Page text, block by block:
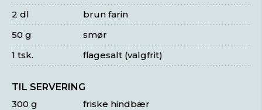
brun farin
2 dl
smør
50 g
flagesalt (valgfrit)
1 tsk.
TIL SERVERING
friske hindbær
300 g